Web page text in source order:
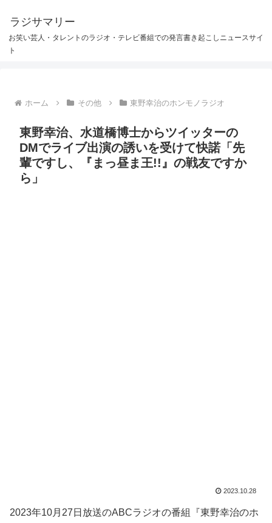
ラジサマリー
お笑い芸人・タレントのラジオ・テレビ番組での発言書き起こしニュースサイ
ト
ホーム その他 東野幸治のホンモノラジオ
東野幸治、水道橋博士からツイッターの
DMでライブ出演の誘いを受けて快諾「先
輩ですし、『まっ昼ま王!!』の戦友ですか
ら」
2023.10.28
2023年10月27日放送のABCラジオの番組『東野幸治のホ